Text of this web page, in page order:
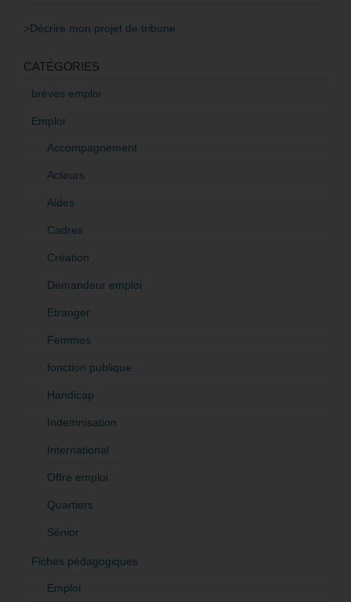
>Décrire mon projet de tribune
CATÉGORIES
brèves emploi
Emploi
Accompagnement
Acteurs
Aides
Cadres
Création
Demandeur emploi
Etranger
Femmes
fonction publique
Handicap
Indemnisation
International
Offre emploi
Quartiers
Sénior
Fiches pédagogiques
Emploi